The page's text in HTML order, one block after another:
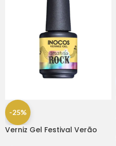
-25%
Verniz Gel Festival Verão